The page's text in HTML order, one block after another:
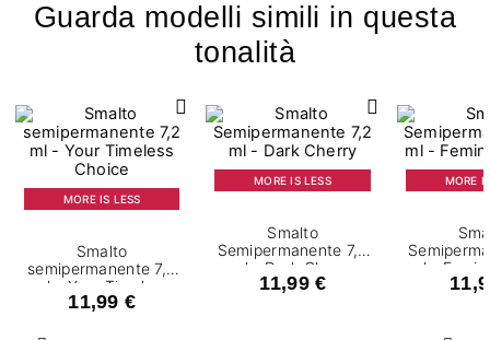
Guarda modelli simili in questa
tonalità
MORE IS LESS
Smalto
semipermanente 7,2
ml - Your Timeless
Choice
11,99 €
MORE IS LESS
Smalto
Semipermanente 7,2
ml - Dark Cherry
11,99 €
MORE
ml -